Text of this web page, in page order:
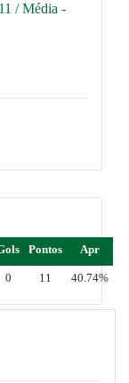
/ Média -
Pontos Apr
0 11 40.74%